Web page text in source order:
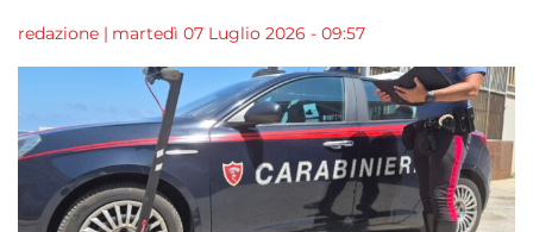
redazione | martedì 07 Luglio 2026 - 09:57